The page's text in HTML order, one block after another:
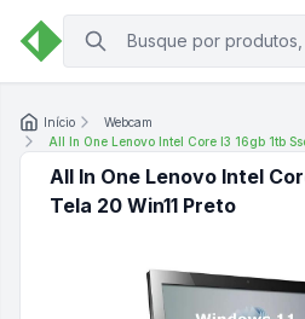
Início
Webcam
All In One Lenovo Intel Core I3 16gb 1tb
All In One Lenovo Intel
Tela 20 Win11 Preto